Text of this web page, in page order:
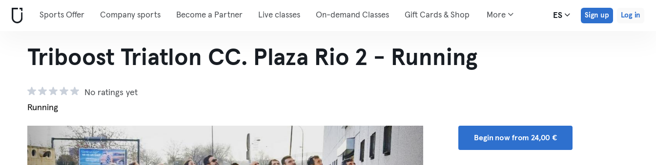
Sports Offer Company sports Become a Partner Live classes On-demand Classes Gift Cards & Shop More ES Sign up Log in
Triboost Triatlon CC. Plaza Rio 2 - Running
No ratings yet
Running
Begin now from 24,00 €